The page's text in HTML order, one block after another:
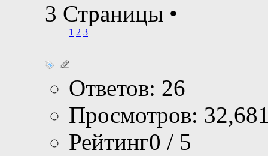
3 Страницы •
1 2 3
Ответов: 26
Просмотров:
Рейтинг0 / 5